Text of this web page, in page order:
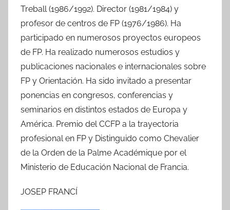
Treball (1986/1992). Director (1981/1984) y
profesor de centros de FP (1976/1986). Ha
participado en numerosos proyectos europeos
de FP. Ha realizado numerosos estudios y
publicaciones nacionales e internacionales sobre
FP y Orientación. Ha sido invitado a presentar
ponencias en congresos, conferencias y
seminarios en distintos estados de Europa y
América. Premio del CCFP a la trayectoria
profesional en FP y Distinguido como Chevalier
de la Orden de la Palme Académique por el
Ministerio de Educación Nacional de Francia.
JOSEP FRANCÍ